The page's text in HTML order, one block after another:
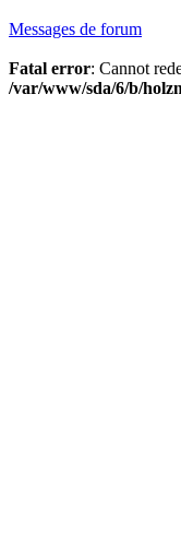
Messages de forum
Fatal error: Cannot
/var/www/sda/6/b/